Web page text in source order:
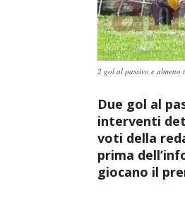
2 gol al passivo e almeno
Due gol al
interventi
voti della
prima
giocano il